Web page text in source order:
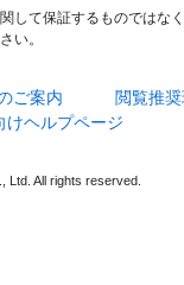
て保証するものではな
い。
ご案内 閲覧推
けヘルプページ
Ltd. All rights reserved.